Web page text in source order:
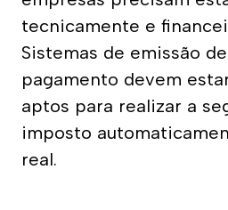
tecnicamente e
Sistemas de emissão
pagamento devem
aptos para realizar a
imposto
real.